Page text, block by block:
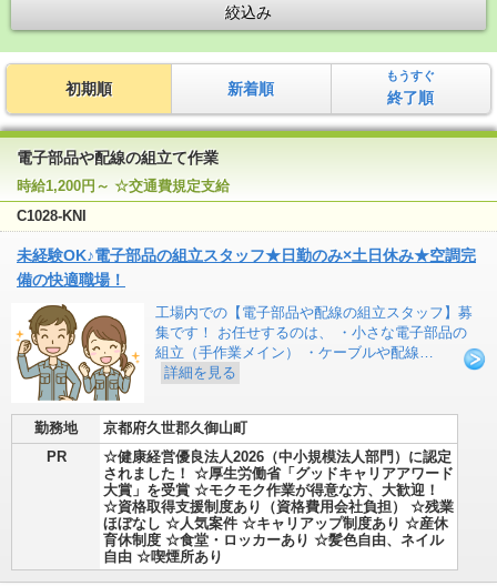
初期順 新着順
もうすぐ
終了順
電子部品や配線の組立て作業
時給1,200円～ ☆交通費規定支給
C1028-KNI
未経験OK♪電子部品の組立スタッフ★日勤のみ×土日休み★空調完
備の快適職場！
工場内での【電子部品や配線の組立スタッフ】募
集です！ お任せするのは、 ・小さな電子部品の
組立（手作業メイン） ・ケーブルや配線…
詳細を見る
勤務地
京都府久世郡久御山町
PR
☆健康経営優良法人2026（中小規模法人部門）に認定
されました！ ☆厚生労働省「グッドキャリアアワード
大賞」を受賞 ☆モクモク作業が得意な方、大歓迎！
☆資格取得支援制度あり（資格費用会社負担） ☆残業
ほぼなし ☆人気案件 ☆キャリアップ制度あり ☆産休
育休制度 ☆食堂・ロッカーあり ☆髪色自由、ネイル
自由 ☆喫煙所あり